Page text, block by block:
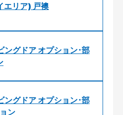
リア) 戸襖
グドア オプション･部
グドア オプション･部
ン